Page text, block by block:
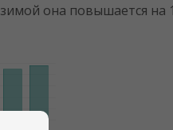
она повышается на